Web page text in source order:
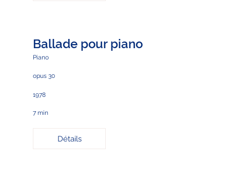
Ballade pour piano
Piano
opus 30
1978
7 min
Détails